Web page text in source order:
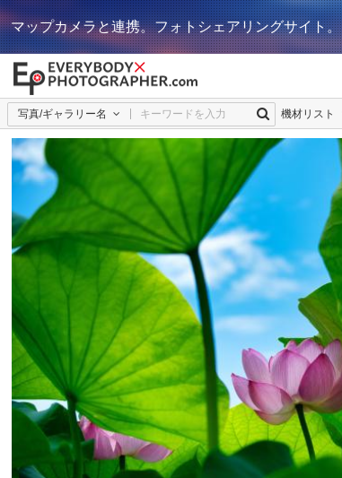
マップカメラと連携。フォトシェアリングサイト。
写真/ギャラリー名 機材リスト